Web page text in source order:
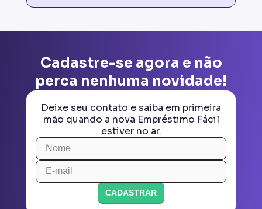
Cadastre-se agora e não
perca nenhuma novidade!
Deixe seu contato e saiba em primeira
mão quando a nova Empréstimo Fácil
estiver no ar.
CADASTRAR